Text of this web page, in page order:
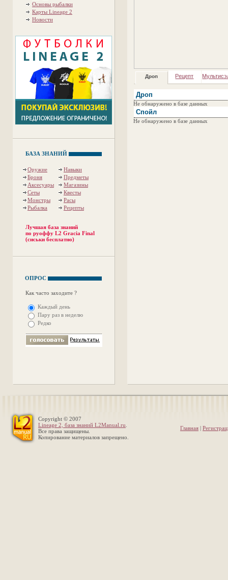
Основы рыбалки
Карты Lineage 2
Новости
БАЗА ЗНАНИЙ
Оружие
Навыки
Броня
Предметы
Аксесуары
Магазины
Сеты
Квесты
Монстры
Расы
Рыбалка
Рецепты
Лучшая база знаний
по руоффу L2 Gracia Final
(сиськи бесплатно)
ОПРОС
Как часто заходите ?
Каждый день
Пару раз в неделю
Редко
Дроп Рецепт
Дроп
Не обнаружено в базе данных
Спойл
Не обнаружено в базе данных
Copyright © 2007
Lineage 2, база знаний L2Manual.ru
Все права защищены.
Копирование материалов запрещено.
Главная |